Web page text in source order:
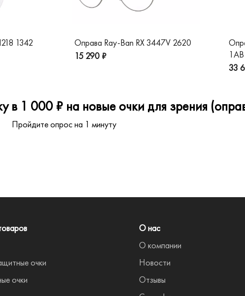
1342
Оправа Ray-Ban RX 3447V 2620
15 290 ₽
33
в 1 000 ₽ на новые очки для зрения
Пройдите опрос на 1 минуту
очки
очки
О нас
О компании
Новости
Отзывы